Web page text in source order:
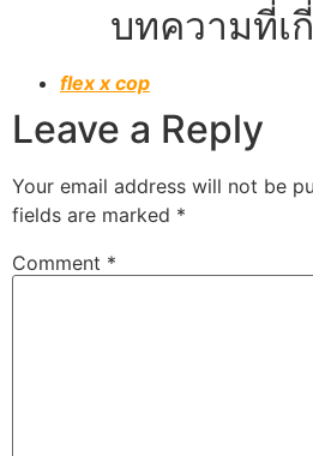
บทความที่เ
flex x cop
Leave a Reply
Your email address will not be
fields are marked *
Comment *